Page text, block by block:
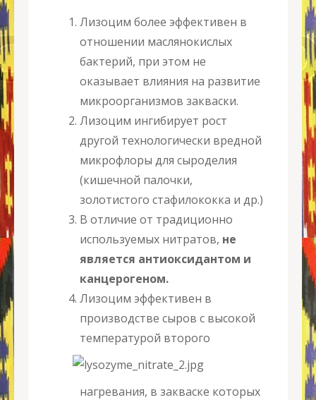
Лизоцим более эффективен в
отношении маслянокислых
бактерий, при этом не
оказывает влияния на развитие
микроорганизмов закваски.
Лизоцим ингибирует рост
другой технологически вредной
микрофлоры для сыроделия
(кишечной палочки,
золотистого стафилококка и др.)
В отличие от традиционно
используемых нитратов, не
является антиоксидантом и
канцерогеном.
Лизоцим эффективен в
производстве сыров с высокой
температурой второго
нагревания, в закваске которых